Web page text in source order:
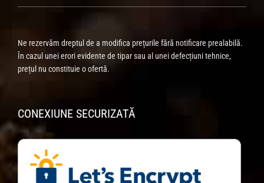
Ne rezervăm dreptul de a modifica prețurile fără notificare prealabilă.
În cazul unei erori evidente de tipar sau al unei defecțiuni tehnice,
prețul nu constituie o ofertă.
CONEXIUNE SECURIZATĂ